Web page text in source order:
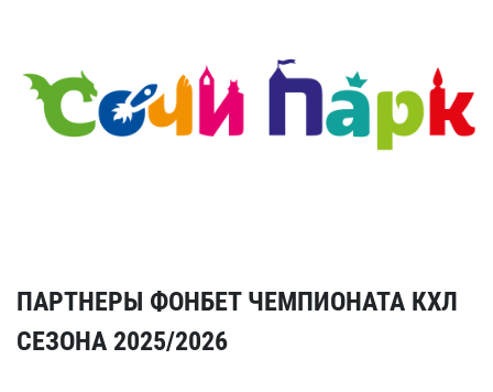
ПАРТНЕРЫ ФОНБЕТ ЧЕМПИОНАТА КХЛ
СЕЗОНА 2025/2026